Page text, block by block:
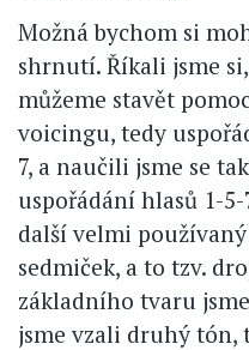
Možná bychom si
shrnutí. Říkali jsme
můžeme stavět
voicingu, tedy
7, a naučili jsme se
uspořádání hlasů 1-
další velmi
sedmiček, a to tzv.
základního tvaru
jsme vzali druhý tón,